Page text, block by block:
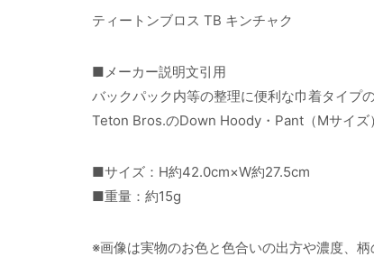
ティートンブロス TB キンチャク
■メーカー説明文引用
バックパック内等の整理に便利な巾着タイプ
Teton Bros.のDown Hoody・Pant（Mサイズ
■サイズ：H約42.0cm×W約27.5cm
■重量：約15g
※画像は実物のお色と色合いの出方や濃度、